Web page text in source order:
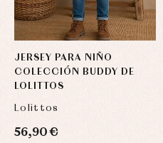
JERSEY PARA NIÑO
COLECCIÓN BUDDY DE
LOLITTOS
Lolittos
56,90 €